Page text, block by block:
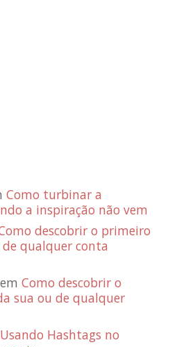
Como turbinar a
a inspiração não vem
descobrir o primeiro
qualquer conta
em Como descobrir o
sua ou de qualquer
Usando Hashtags no